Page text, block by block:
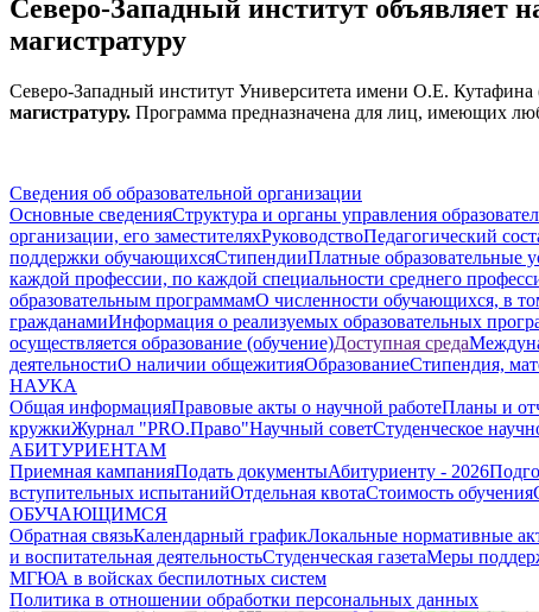
Северо-Западный институт объявляет
магистратуру
Северо-Западный институт Университета имени О.Е.
магистратуру. Программа предназначена для лиц, имеющих
Сведения об образовательной организации
Основные сведенияСтруктура и органы управления
организации, его заместителяхРуководствоПедагогический
поддержки обучающихсяСтипендииПлатные образовательные
каждой профессии, по каждой специальности среднего
образовательным программамО численности обучающихся, в
гражданамиИнформация о реализуемых образовательных
осуществляется образование (обучение)Доступная среда
деятельностиО наличии общежитияОбразованиеСтипендия,
НАУКА
Общая информацияПравовые акты о научной работеПланы и
кружкиЖурнал "PRO.Право"Научный советСтуденческое
АБИТУРИЕНТАМ
Приемная кампанияПодать документыАбитуриенту - 2026
вступительных испытанийОтдельная квотаСтоимость обучения
ОБУЧАЮЩИМСЯ
Обратная связьКалендарный графикЛокальные нормативные
и воспитательная деятельностьСтуденческая газетаМеры
МГЮА в войсках беспилотных систем
Политика в отношении обработки персональных данных